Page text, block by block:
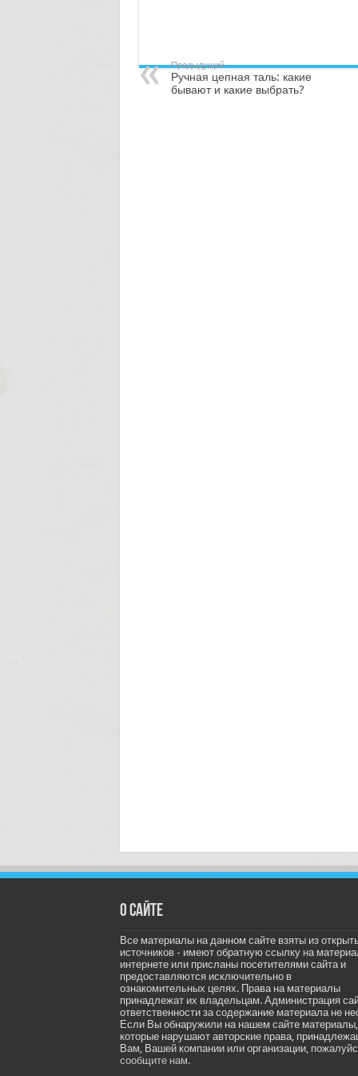
Предыдущий
Ручная цепная таль: какие
бывают и какие выбрать?
О сайте
Все материалы на данном сайте взяты из
источников - имеют обратную ссылку на
интернете или присланы посетителями сайта и
предоставляются исключительно в
ознакомительных целях. Права на материалы
принадлежат их владельцам. Администрация
ответственности за содержание материала не
Если Вы обнаружили на нашем сайте материалы,
которые нарушают авторские права,
Вам, Вашей компании или организации,
сообщите нам.